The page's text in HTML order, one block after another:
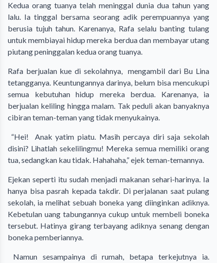
Kedua orang tuanya telah meninggal dunia dua tahun yang
lalu. Ia tinggal bersama seorang adik perempuannya yang
berusia tujuh tahun. Karenanya, Rafa selalu banting tulang
untuk membiayai hidup mereka berdua dan membayar utang
piutang peninggalan kedua orang tuanya.
Rafa berjualan kue di sekolahnya, mengambil dari Bu Lina
tetangganya. Keuntungannya darinya, belum bisa mencukupi
semua kebutuhan hidup mereka berdua. Karenanya, ia
berjualan keliling hingga malam. Tak peduli akan banyaknya
cibiran teman-teman yang tidak menyukainya.
“Hei! Anak yatim piatu. Masih percaya diri saja sekolah
disini? Lihatlah sekelilingmu! Mereka semua memiliki orang
tua, sedangkan kau tidak. Hahahaha,” ejek teman-temannya.
Ejekan seperti itu sudah menjadi makanan sehari-harinya. Ia
hanya bisa pasrah kepada takdir. Di perjalanan saat pulang
sekolah, ia melihat sebuah boneka yang diinginkan adiknya.
Kebetulan uang tabungannya cukup untuk membeli boneka
tersebut. Hatinya girang terbayang adiknya senang dengan
boneka pemberiannya.
Namun sesampainya di rumah, betapa terkejutnya ia.